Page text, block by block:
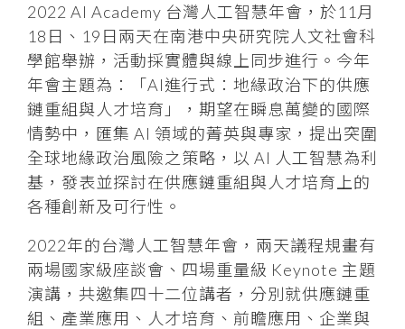
2022 AI Academy 台灣人工智慧年會，於11月
18日、19日兩天在南港中央研究院人文社會科
學館舉辦，活動採實體與線上同步進行。今年
年會主題為：「AI進行式：地緣政治下的供應
鏈重組與人才培育」，期望在瞬息萬變的國際
情勢中，匯集 AI 領域的菁英與專家，提出突圍
全球地緣政治風險之策略，以 AI 人工智慧為利
基，發表並探討在供應鏈重組與人才培育上的
各種創新及可行性。
2022年的台灣人工智慧年會，兩天議程規畫有
兩場國家級座談會、四場重量級 Keynote 主題
演講，共邀集四十二位講者，分別就供應鏈重
組、產業應用、人才培育、前瞻應用、企業與